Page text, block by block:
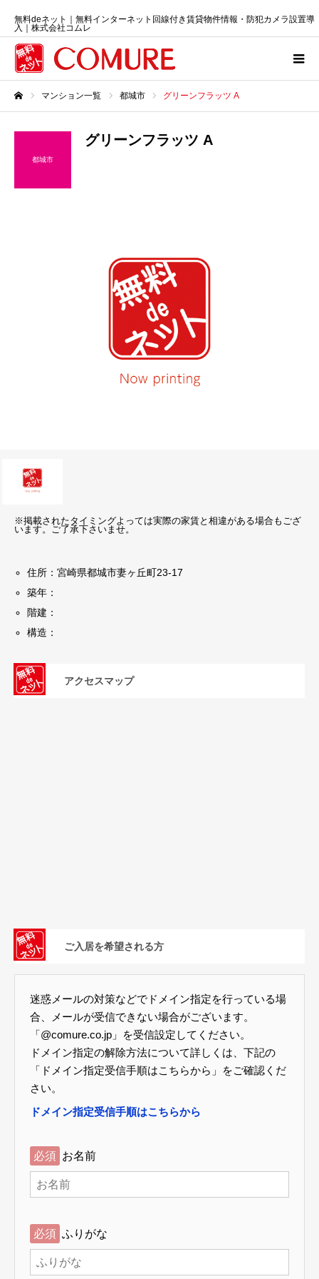
無料deネット｜無料インターネット回線付き賃貸物件情報・防犯カメラ設置導
入｜株式会社コムレ
マンション一覧 都城市 グリーンフラッツ A
都城市
グリーンフラッツ A
※掲載されたタイミングよっては実際の家賃と相違がある場合もござ
います。ご了承下さいませ。
住所：宮崎県都城市妻ヶ丘町23-17
築年：
階建：
構造：
アクセスマップ
ご入居を希望される方
迷惑メールの対策などでドメイン指定を行っている場
合、メールが受信できない場合がございます。
「@comure.co.jp」を受信設定してください。
ドメイン指定の解除方法について詳しくは、下記の
「ドメイン指定受信手順はこちらから」をご確認くだ
さい。
ドメイン指定受信手順はこちらから
必須 お名前
必須 ふりがな